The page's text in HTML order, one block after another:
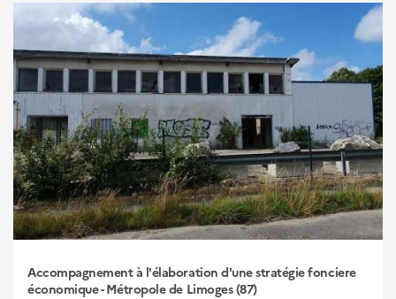
Accompagnement à l'élaboration d'une stratégie fonciere
économique - Métropole de Limoges (87)